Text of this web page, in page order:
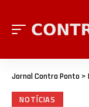
Jornal Contra Ponto >
NOTÍCIAS